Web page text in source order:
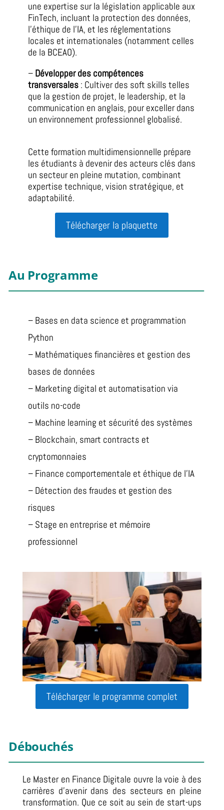
une expertise sur la législation applicable aux
FinTech, incluant la protection des données,
l’éthique de l’IA, et les réglementations
locales et internationales (notamment celles
de la BCEAO).
– Développer des compétences
transversales: Cultiver des soft skills telles
que la gestion de projet, le leadership, et la
communication en anglais, pour exceller dans
un environnement professionnel globalisé.
Cette formation multidimensionnelle prépare
les étudiants à devenir des acteurs clés dans
un secteur en pleine mutation, combinant
expertise technique, vision stratégique, et
adaptabilité.
Télécharger la plaquette
Au Programme
– Bases en data science et programmation
Python
– Mathématiques financières et gestion des
bases de données
– Marketing digital et automatisation via
outils no-code
– Machine learning et sécurité des systèmes
– Blockchain, smart contracts et
cryptomonnaies
– Finance comportementale et éthique de l’IA
– Détection des fraudes et gestion des
risques
– Stage en entreprise et mémoire
professionnel
Télécharger le programme complet
Débouchés
Le Master en Finance Digitale ouvre la voie à des
carrières d’avenir dans des secteurs en pleine
transformation. Que ce soit au sein de start-ups